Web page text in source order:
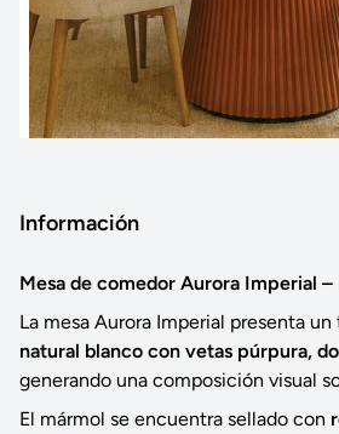
Información
Mesa de comedor Aurora Imperial
La mesa Aurora Imperial presenta
natural blanco con vetas púrpura,
generando una composición visual
El mármol se encuentra sellado con